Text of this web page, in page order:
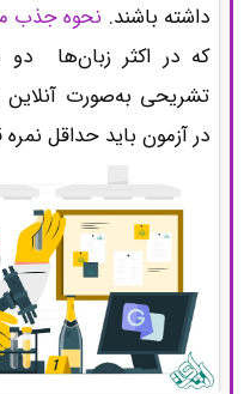
داشته باشند. نحوه جذب
که در اکثر زبان‌ها
تشریحی به‌صورت آنلاین
در آزمون باید حداقل نمره